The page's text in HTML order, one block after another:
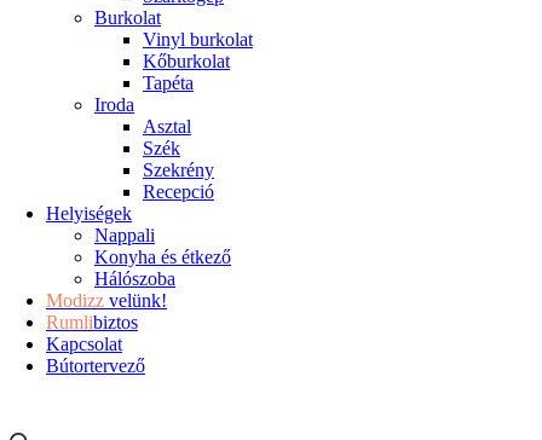
Burkolat
Vinyl burkolat
Kőburkolat
Tapéta
Iroda
Asztal
Szék
Szekrény
Recepció
Helyiségek
Nappali
Konyha és étkező
Hálószoba
Modizz velünk!
Rumlibiztos
Kapcsolat
Bútortervező